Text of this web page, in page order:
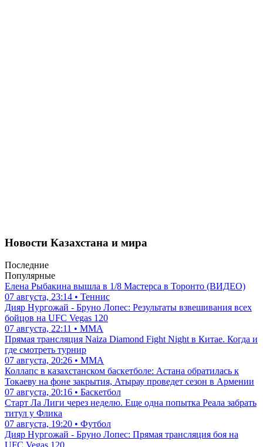
Новости Казахстана и мира
Последние
Популярные
Елена Рыбакина вышла в 1/8 Мастерса в Торонто (ВИДЕО)
07 августа, 23:14 • Теннис
Дияр Нургожай - Бруно Лопес: Результаты взвешивания всех
бойцов на UFC Vegas 120
07 августа, 22:11 • ММА
Прямая трансляция Naiza Diamond Fight Night в Китае. Когда и
где смотреть турнир
07 августа, 20:26 • ММА
Коллапс в казахстанском баскетболе: Астана обратилась к
Токаеву на фоне закрытия, Атырау проведет сезон в Армении
07 августа, 20:16 • Баскетбол
Старт Ла Лиги через неделю. Еще одна попытка Реала забрать
титул у Флика
07 августа, 19:20 • Футбол
Дияр Нургожай - Бруно Лопес: Прямая трансляция боя на